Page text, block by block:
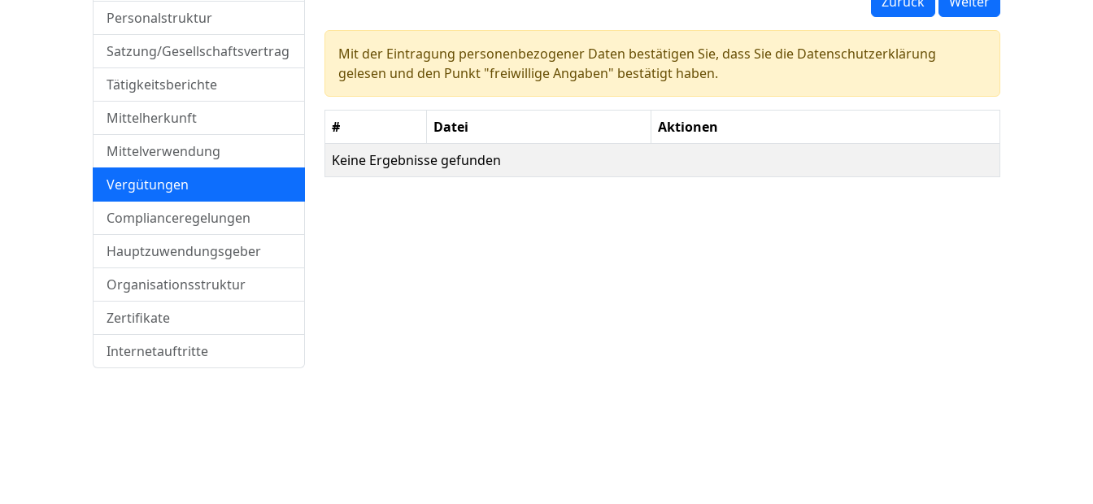
Personalstruktur
Satzung/Gesellschaftsvertrag
Tätigkeitsberichte
Mittelherkunft
Mittelverwendung
Vergütungen
Complianceregelungen
Hauptzuwendungsgeber
Organisationsstruktur
Zertifikate
Internetauftritte
Mit der Eintragung personenbezogener Daten bestätigen Sie, dass Sie die Datenschutzerklärung
gelesen und den Punkt "freiwillige Angaben" bestätigt haben.
# Datei
Aktionen
Keine Ergebnisse gefunden